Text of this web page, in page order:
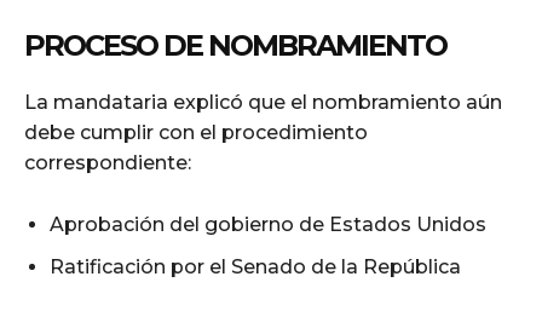
PROCESO DE NOMBRAMIENTO
La mandataria explicó que el nombramiento aún
debe cumplir con el procedimiento
correspondiente:
Aprobación del gobierno de Estados Unidos
Ratificación por el Senado de la República